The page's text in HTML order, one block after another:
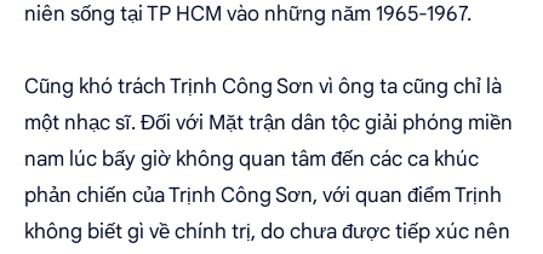
niên sống tại TP HCM vào những năm 1965-1967.
Cũng khó trách Trịnh Công Sơn vì ông ta cũng chỉ là
một nhạc sĩ. Đối với Mặt trận dân tộc giải phóng miền
nam lúc bấy giờ không quan tâm đến các ca khúc
phản chiến của Trịnh Công Sơn, với quan điểm Trịnh
không biết gì về chính trị, do chưa được tiếp xúc nên